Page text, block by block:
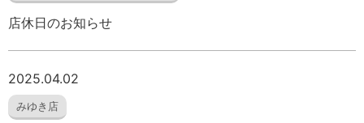
店休日のお知らせ
2025.04.02
みゆき店